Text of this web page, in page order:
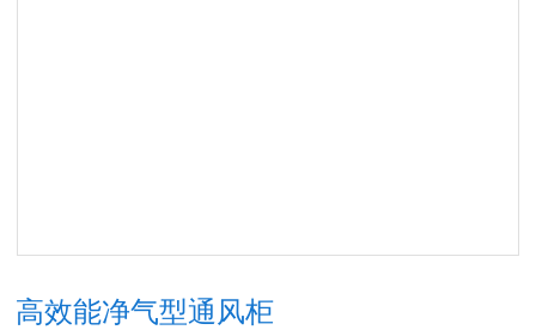
高效能净气型通风柜